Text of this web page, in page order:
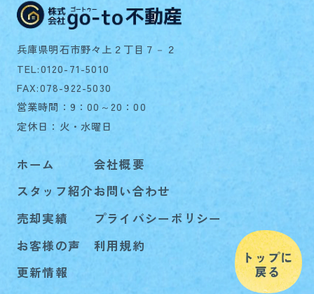
兵庫県明石市野々上２丁目７－２
TEL:0120-71-5010
FAX:078-922-5030
営業時間：9：00～20：00
定休日：火・水曜日
ホーム
スタッフ紹介
売却実績
お客様の声
更新情報
会社概要
お問い合わせ
プライバシーポリシー
利用規約